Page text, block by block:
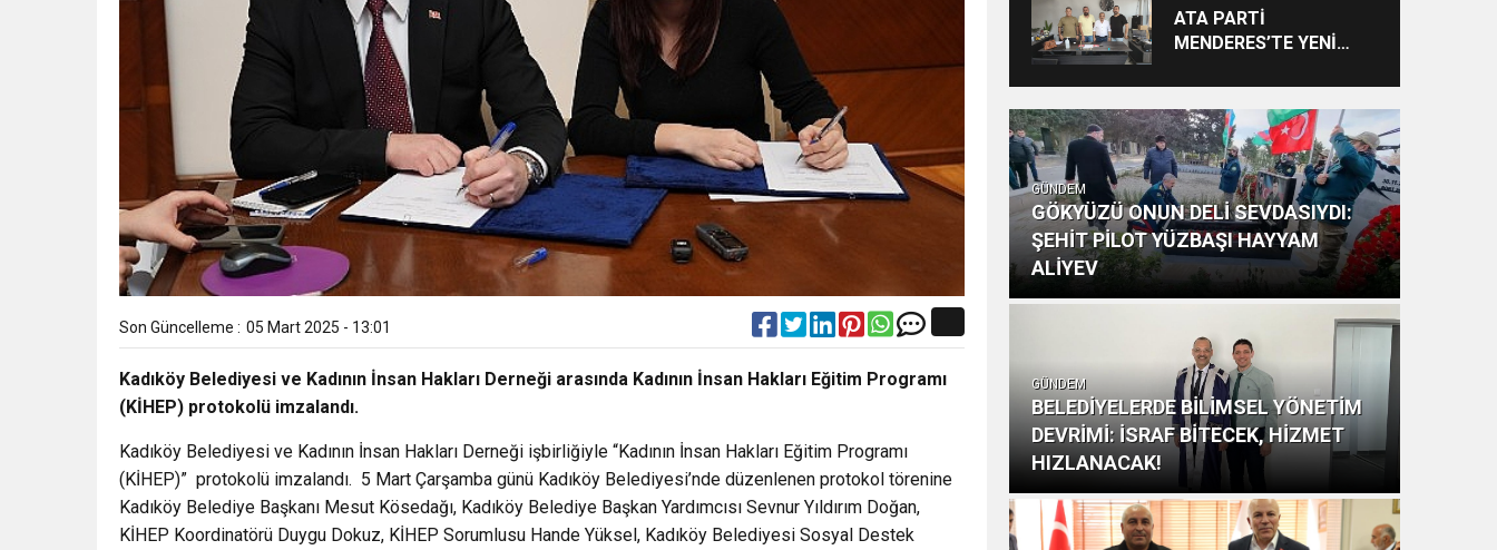
Son Güncelleme : 05 Mart 2025 - 13:01
Kadıköy Belediyesi ve Kadının İnsan Hakları Derneği arasında Kadının İnsan Hakları Eğitim Programı
(KİHEP) protokolü imzalandı.
Kadıköy Belediyesi ve Kadının İnsan Hakları Derneği işbirliğiyle “Kadının İnsan Hakları Eğitim Programı
(KİHEP)” protokolü imzalandı. 5 Mart Çarşamba günü Kadıköy Belediyesi’nde düzenlenen protokol törenine
Kadıköy Belediye Başkanı Mesut Kösedağı, Kadıköy Belediye Başkan Yardımcısı Sevnur Yıldırım Doğan,
KİHEP Koordinatörü Duygu Dokuz, KİHEP Sorumlusu Hande Yüksel, Kadıköy Belediyesi Sosyal Destek
Kişinin Lafa Bakılmaz”
ATA PARTİ
MENDERES’TE YENİ
BAŞLADI
GÜNDEM
GÖKYÜZÜ ONUN DELİ SEVDASIYDI:
ŞEHİT PİLOT YÜZBAŞI HAYYAM
ALİYEV
GÜNDEM
BELEDİYELERDE BİLİMSEL YÖNETİM
DEVRİMİ: İSRAF BİTECEK, HİZMET
HIZLANACAK!